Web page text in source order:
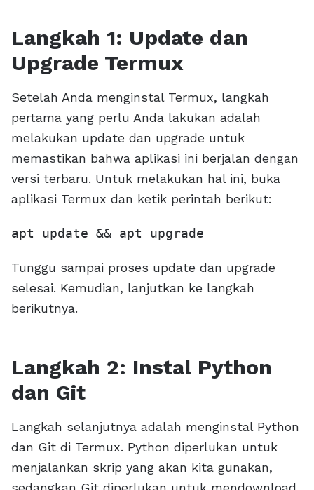
Langkah 1: Update dan
Upgrade Termux
Setelah Anda menginstal Termux, langkah
pertama yang perlu Anda lakukan adalah
melakukan update dan upgrade untuk
memastikan bahwa aplikasi ini berjalan dengan
versi terbaru. Untuk melakukan hal ini, buka
aplikasi Termux dan ketik perintah berikut:
apt update && apt upgrade
Tunggu sampai proses update dan upgrade
selesai. Kemudian, lanjutkan ke langkah
berikutnya.
Langkah 2: Instal Python
dan Git
Langkah selanjutnya adalah menginstal Python
dan Git di Termux. Python diperlukan untuk
menjalankan skrip yang akan kita gunakan,